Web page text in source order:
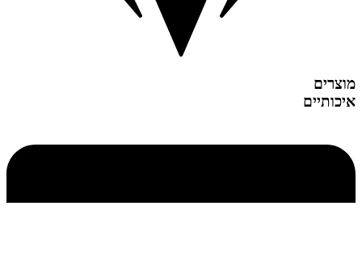
מוצרים
איכותיים